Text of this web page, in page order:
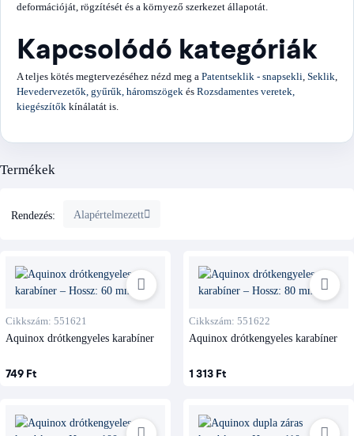
deformációját, rögzítését és a környező szerkezet állapotát.
Kapcsolódó kategóriák
A teljes kötés megtervezéséhez nézd meg a Patentseklik - snapsekli Seklik
Hevedervezetők, gyűrűk, háromszögek és Rozsdamentes veretek,
kiegészítők kínálatát is.
Termékek
Rendezés: Alapértelmezett
Cikkszám: 551621
Aquinox drótkengyeles karabíner
749 Ft
Cikkszám: 551622
Aquinox drótkengyeles karabíner
1 313 Ft